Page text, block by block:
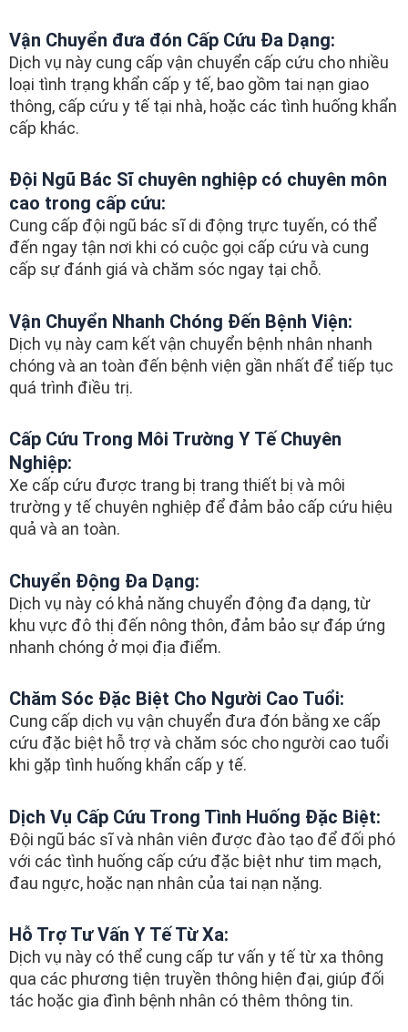
Vận Chuyển đưa đón Cấp Cứu Đa Dạng:
Dịch vụ này cung cấp vận chuyển cấp cứu cho nhiều
loại tình trạng khẩn cấp y tế, bao gồm tai nạn giao
thông, cấp cứu y tế tại nhà, hoặc các tình huống khẩn
cấp khác.
Đội Ngũ Bác Sĩ chuyên nghiệp có chuyên môn
cao trong cấp cứu:
Cung cấp đội ngũ bác sĩ di động trực tuyến, có thể
đến ngay tận nơi khi có cuộc gọi cấp cứu và cung
cấp sự đánh giá và chăm sóc ngay tại chỗ.
Vận Chuyển Nhanh Chóng Đến Bệnh Viện:
Dịch vụ này cam kết vận chuyển bệnh nhân nhanh
chóng và an toàn đến bệnh viện gần nhất để tiếp tục
quá trình điều trị.
Cấp Cứu Trong Môi Trường Y Tế Chuyên
Nghiệp:
Xe cấp cứu được trang bị trang thiết bị và môi
trường y tế chuyên nghiệp để đảm bảo cấp cứu hiệu
quả và an toàn.
Chuyển Động Đa Dạng:
Dịch vụ này có khả năng chuyển động đa dạng, từ
khu vực đô thị đến nông thôn, đảm bảo sự đáp ứng
nhanh chóng ở mọi địa điểm.
Chăm Sóc Đặc Biệt Cho Người Cao Tuổi:
Cung cấp dịch vụ vận chuyển đưa đón bằng xe cấp
cứu đặc biệt hỗ trợ và chăm sóc cho người cao tuổi
khi gặp tình huống khẩn cấp y tế.
Dịch Vụ Cấp Cứu Trong Tình Huống Đặc Biệt:
Đội ngũ bác sĩ và nhân viên được đào tạo để đối phó
với các tình huống cấp cứu đặc biệt như tim mạch,
đau ngực, hoặc nạn nhân của tai nạn nặng.
Hỗ Trợ Tư Vấn Y Tế Từ Xa:
Dịch vụ này có thể cung cấp tư vấn y tế từ xa thông
qua các phương tiện truyền thông hiện đại, giúp đối
tác hoặc gia đình bệnh nhân có thêm thông tin.